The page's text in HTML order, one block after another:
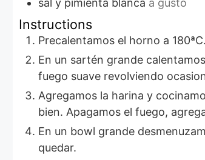
sal y pimienta blanca a gusto
Instructions
Precalentamos el horno a 180ªC.
En un sartén grande calentamos la mantequilla hasta que esté derretida, agregamos la cebollla y el ajo y cocinamos a
fuego suave revolviendo
Agregamos la harina y cocinamos revolviendo enérgicamente por 2 minutos, Agregamos la leche de a poco y mezclamos
bien. Apagamos el fuego,
En un bowl grande desmenuzamos con los dedos la carne de jaiba y sacamos cualquier trozo de cáscara que pudiera
quedar.